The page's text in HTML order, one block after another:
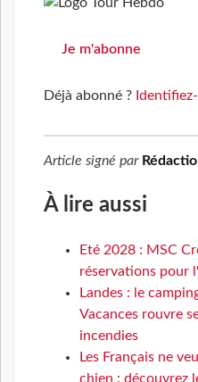
Je m'abonne
Déjà abonné ?
Article signé par
À lire aussi
Eté 2028 : MSC
réservations pour
Landes : le
Vacances rouvre
incendies
Les Français ne
chien : découvrez